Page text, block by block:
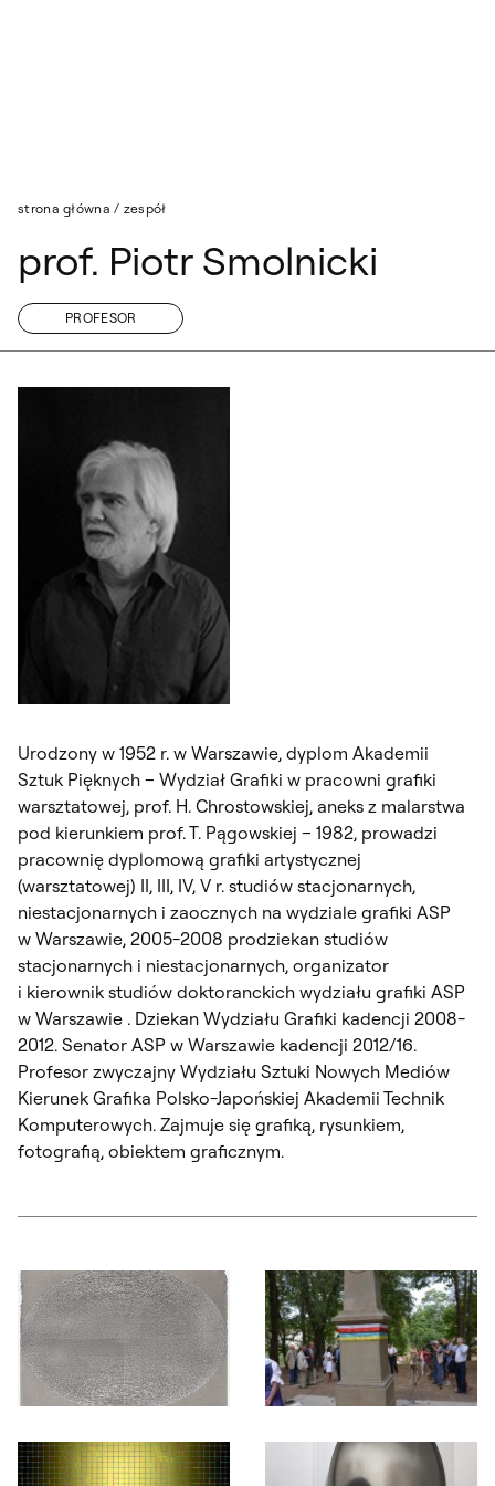
strona główna / zespół
prof. Piotr Smolnicki
PROFESOR
Urodzony w 1952 r. w Warszawie, dyplom Akademii
Sztuk Pięknych – Wydział Grafiki w pracowni grafiki
warsztatowej, prof. H. Chrostowskiej, aneks z malarstwa
pod kierunkiem prof. T. Pągowskiej – 1982, prowadzi
pracownię dyplomową grafiki artystycznej
(warsztatowej) II, III, IV, V r. studiów stacjonarnych,
niestacjonarnych i zaocznych na wydziale grafiki ASP
w Warszawie, 2005-2008 prodziekan studiów
stacjonarnych i niestacjonarnych, organizator
i kierownik studiów doktoranckich wydziału grafiki ASP
w Warszawie . Dziekan Wydziału Grafiki kadencji 2008-
2012. Senator ASP w Warszawie kadencji 2012/16.
Profesor zwyczajny Wydziału Sztuki Nowych Mediów
Kierunek Grafika Polsko-Japońskiej Akademii Technik
Komputerowych. Zajmuje się grafiką, rysunkiem,
fotografią, obiektem graficznym.